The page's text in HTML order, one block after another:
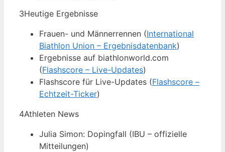
3Heutige Ergebnisse
Frauen- und Männerrennen (International
Biathlon Union – Ergebnisdatenbank)
Ergebnisse auf biathlonworld.com
(Flashscore – Live-Updates)
Flashscore für Live-Updates (Flashscore –
Echtzeit-Ticker)
4Athleten News
Julia Simon: Dopingfall (IBU – offizielle
Mitteilungen)